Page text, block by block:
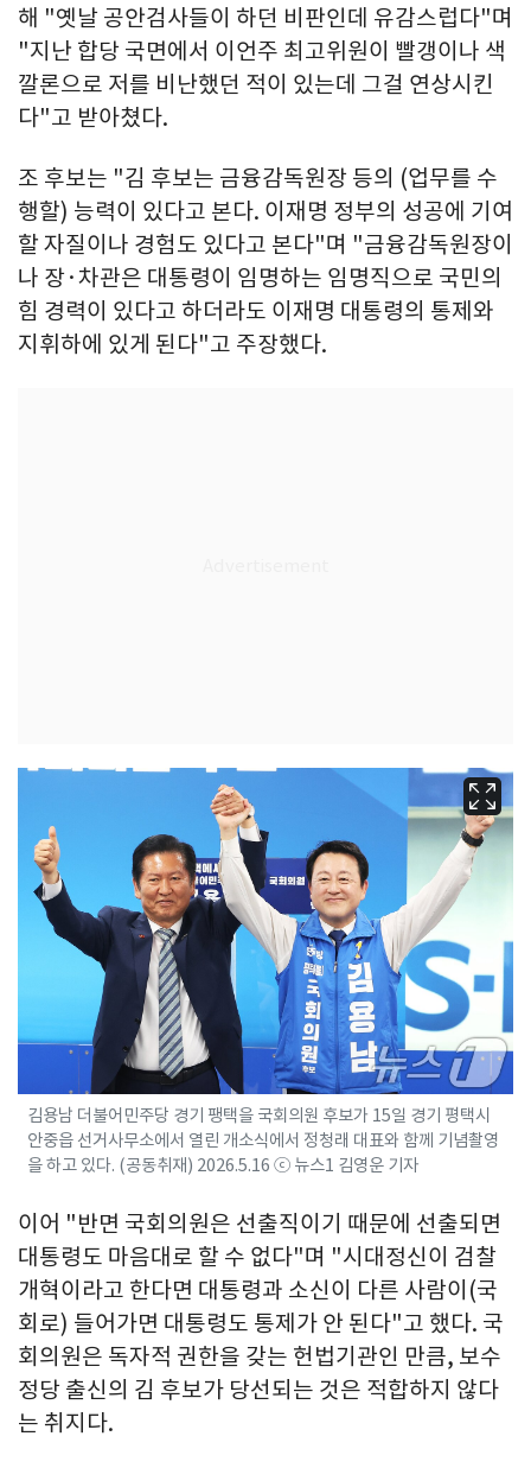
해 "옛날 공안검사들이 하던 비판인데 유감스럽다"며
"지난 합당 국면에서 이언주 최고위원이 빨갱이나 색
깔론으로 저를 비난했던 적이 있는데 그걸 연상시킨
다"고 받아쳤다.
조 후보는 "김 후보는 금융감독원장 등의 (업무를 수
행할) 능력이 있다고 본다. 이재명 정부의 성공에 기여
할 자질이나 경험도 있다고 본다"며 "금융감독원장이
나 장·차관은 대통령이 임명하는 임명직으로 국민의
힘 경력이 있다고 하더라도 이재명 대통령의 통제와
지휘하에 있게 된다"고 주장했다.
김용남 더불어민주당 경기 팽택을 국회의원 후보가 15일 경기 평택시
안중읍 선거사무소에서 열린 개소식에서 정청래 대표와 함께 기념촬영
을 하고 있다. (공동취재) 2026.5.16 ⓒ 뉴스1 김영운 기자
이어 "반면 국회의원은 선출직이기 때문에 선출되면
대통령도 마음대로 할 수 없다"며 "시대정신이 검찰
개혁이라고 한다면 대통령과 소신이 다른 사람이(국
회로) 들어가면 대통령도 통제가 안 된다"고 했다. 국
회의원은 독자적 권한을 갖는 헌법기관인 만큼, 보수
정당 출신의 김 후보가 당선되는 것은 적합하지 않다
는 취지다.